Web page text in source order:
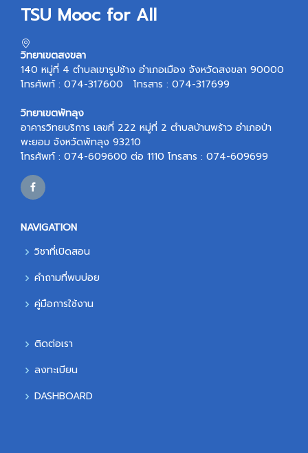
TSU Mooc for All
วิทยาเขตสงขลา
140 หมู่ที่ 4 ตำบลเขารูปช้าง อำเภอเมือง จังหวัดสงขลา 90000
โทรศัพท์ : 074-317600 โทรสาร : 074-317699
วิทยาเขตพัทลุง
อาคารวิทยบริการ เลขที่ 222 หมู่ที่ 2 ตำบลบ้านพร้าว อำเภอป่า
พะยอม จังหวัดพัทลุง 93210
โทรศัพท์ : 074-609600 ต่อ 1110 โทรสาร : 074-609699
NAVIGATION
วิชาที่เปิดสอน
คำถามที่พบบ่อย
คู่มือการใช้งาน
ติดต่อเรา
ลงทะเบียน
DASHBOARD